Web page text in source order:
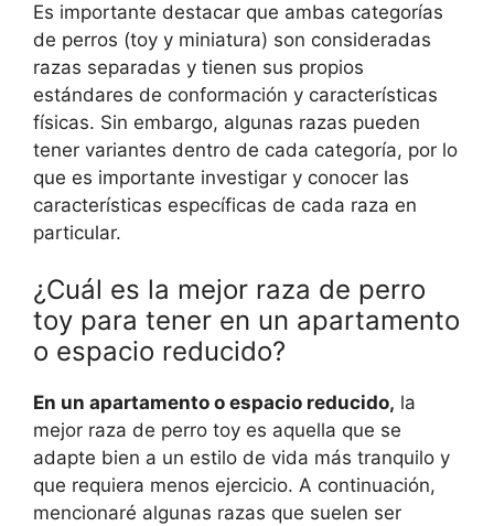
Es importante destacar que ambas categorías
de perros (toy y miniatura) son consideradas
razas separadas y tienen sus propios
estándares de conformación y características
físicas. Sin embargo, algunas razas pueden
tener variantes dentro de cada categoría, por lo
que es importante investigar y conocer las
características específicas de cada raza en
particular.
¿Cuál es la mejor raza de perro
toy para tener en un apartamento
o espacio reducido?
En un apartamento o espacio reducido, la
mejor raza de perro toy es aquella que se
adapte bien a un estilo de vida más tranquilo y
que requiera menos ejercicio. A continuación,
mencionaré algunas razas que suelen ser